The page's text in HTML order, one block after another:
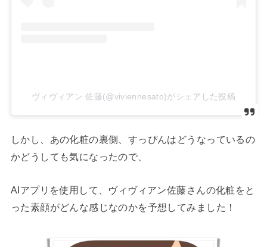
ヴィヴィアン 佐藤(@viviennesato)がシェアした投稿
しかし、あの化粧の裏側、すっぴんはどうなっているの
かどうしても気になったので、
AIアプリを使用して、ヴィヴィアン佐藤さんの化粧をと
った素顔がどんな感じなのかを予想してみました！